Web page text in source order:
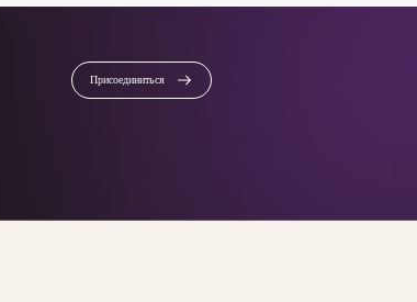
Присоединиться